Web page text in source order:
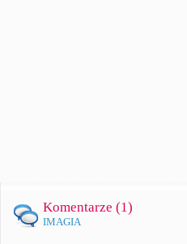
Komentarze (1)
IMAGIA